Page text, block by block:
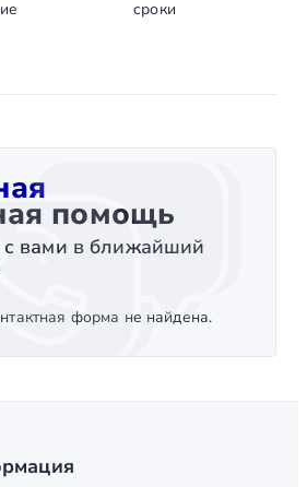
сроки
помощь
вами в ближайший
форма не найдена.